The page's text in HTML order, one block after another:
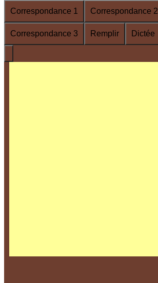
Correspondance 1
Correspondance 2
Correspondance 3 Remplir Dictée